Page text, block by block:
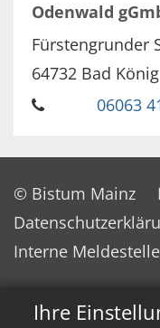
Ihre
Odenwald
Fürstengrunder
64732 Bad König
06063
© Bistum Mainz
Interne